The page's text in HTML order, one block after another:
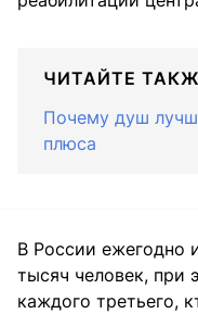
ЧИТАЙТЕ
Почему душ
плюса
В России ежегодно
тысяч человек, при
каждого третьего,